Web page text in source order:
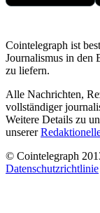
Cointelegraph ist
Journalismus in den
zu liefern.
Alle Nachrichten,
vollständiger
Weitere Details zu
unserer
© Cointelegraph
Datenschutzrichtlinie